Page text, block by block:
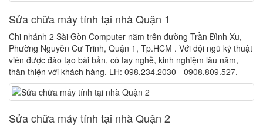
Sửa chữa máy tính tại nhà Quận 1
Chi nhánh 2 Sài Gòn Computer nằm trên đường Trần Đình Xu,
Phường Nguyễn Cư Trinh, Quận 1, Tp.HCM . Với đội ngũ kỹ thuật
viên được đào tạo bài bản, có tay nghề, kinh nghiệm lâu năm,
thân thiện với khách hàng. LH: 098.234.2030 - 0908.809.527.
Sửa chữa máy tính tại nhà Quận 2